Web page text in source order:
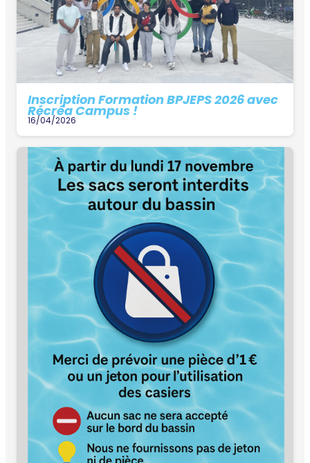
Inscription Formation BPJEPS 2026 avec
Récréa Campus !
16/04/2026